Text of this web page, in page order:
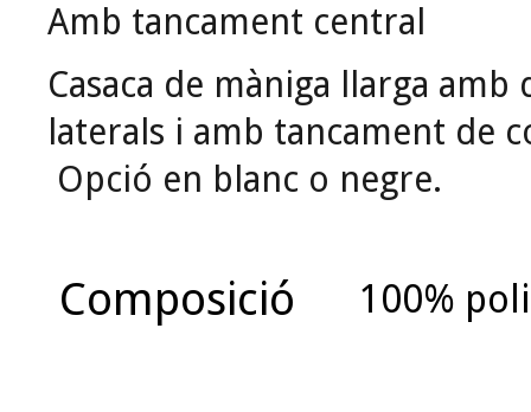
Amb tancament central
Casaca de màniga llarga amb
laterals i amb tancament de
Opció en blanc o negre.
Composició 100%